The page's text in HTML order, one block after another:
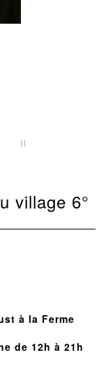
village 6°
à la Ferme
de 12h à 21h